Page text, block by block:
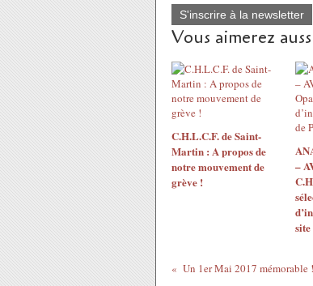
S'inscrire à la newsletter
Vous aimerez
C.H.L.C.F. de Saint-
Martin : A propos de
notre mouvement de
grève !
–
Un 1er Mai 2017 mémorable !